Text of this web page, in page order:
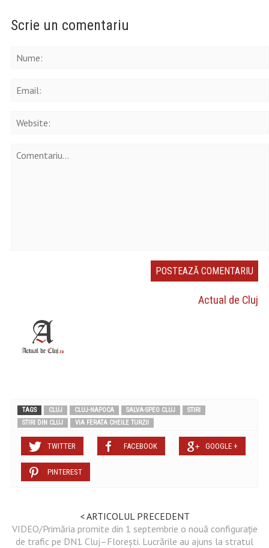
Scrie un comentariu
Actual de Cluj
TAGS CLUJ CLUJ-NAPOCA SALVA-SPEO CLUJ
STIRI
STIRI DIN CLUJ
VIA FERATA CHEILE TURZII
TWITTER FACEBOOK GOOGLE +
PINTEREST
< ARTICOLUL PRECEDENT
VIDEO/Primăria promite din 1 septembrie o nouă configurație
de trafic pe DN1 Cluj–Florești. Lucrările au ajuns la stratul